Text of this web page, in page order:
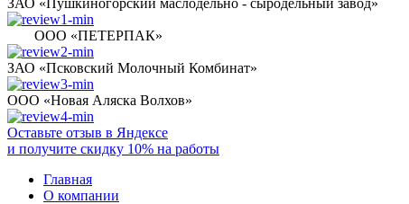
ЗАО «Пушкиногорский маслодельно - сыродельный завод»
ООО «ПЕТЕРПАК»
ЗАО «Псковский Молочный Комбинат»
ООО «Новая Аляска Волхов»
Оставьте отзыв в Яндексе
и получите скидку 10% на работы
Главная
О компании